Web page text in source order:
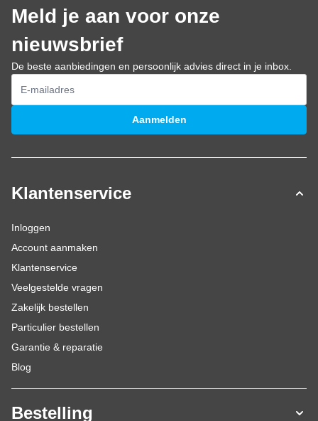
Meld je aan voor onze
nieuwsbrief
De beste aanbiedingen en persoonlijk advies direct in je inbox.
E-mailadres
Aanmelden
Klantenservice
Inloggen
Account aanmaken
Klantenservice
Veelgestelde vragen
Zakelijk bestellen
Particulier bestellen
Garantie & reparatie
Blog
Bestelling